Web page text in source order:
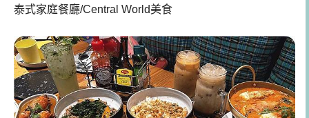
泰式家庭餐廳/Central World美食